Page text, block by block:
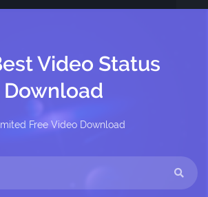
Video Status
Download
Free Video Download